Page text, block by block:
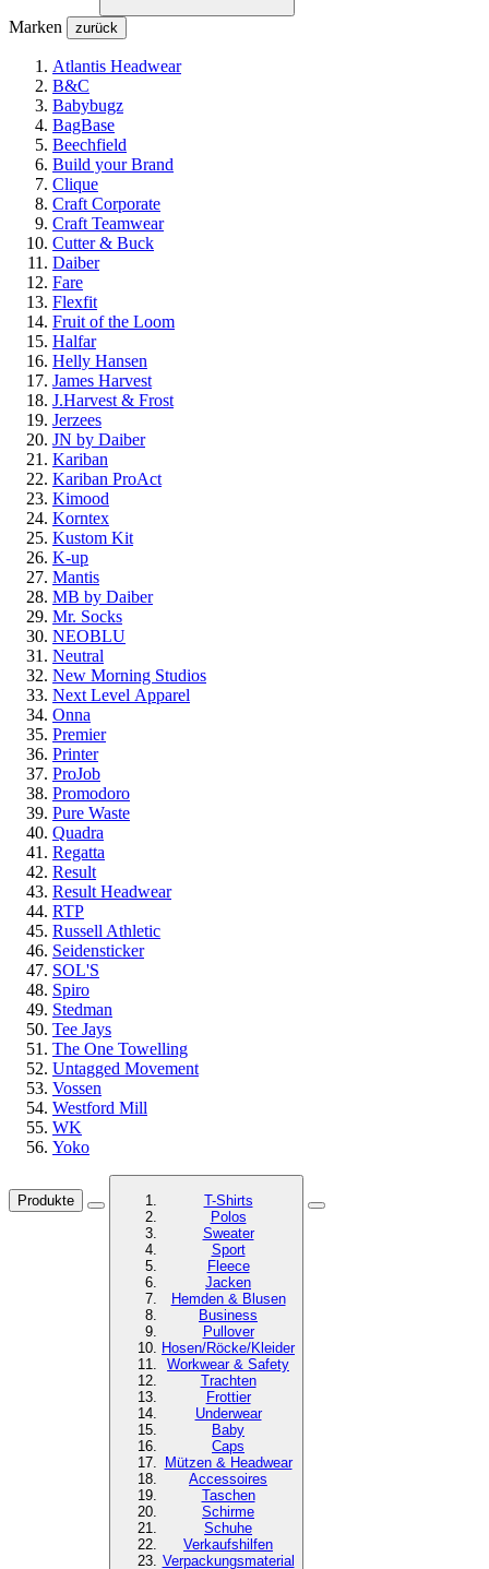
Marken zurück
Atlantis Headwear
B&C
Babybugz
BagBase
Beechfield
Build your Brand
Clique
Craft Corporate
Craft Teamwear
Cutter & Buck
Daiber
Fare
Flexfit
Fruit of the Loom
Halfar
Helly Hansen
James Harvest
J.Harvest & Frost
Jerzees
JN by Daiber
Kariban
Kariban ProAct
Kimood
Korntex
Kustom Kit
K-up
Mantis
MB by Daiber
Mr. Socks
NEOBLU
Neutral
New Morning Studios
Next Level Apparel
Onna
Premier
Printer
ProJob
Promodoro
Pure Waste
Quadra
Regatta
Result
Result Headwear
RTP
Russell Athletic
Seidensticker
SOL'S
Spiro
Stedman
Tee Jays
The One Towelling
Untagged Movement
Vossen
Westford Mill
WK
Yoko
Produkte
T-Shirts
Polos
Sweater
Sport
Fleece
Jacken
Hemden & Blusen
Business
Pullover
Hosen/Röcke/Kleider
Workwear & Safety
Trachten
Frottier
Underwear
Baby
Caps
Mützen & Headwear
Accessoires
Taschen
Schirme
Schuhe
Verkaufshilfen
Verpackungsmaterial